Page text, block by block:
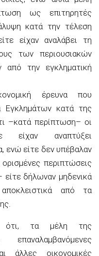
ως επιτηρητές
κατά την τέλεση
είχαν αναλάβει τη
των περιουσιακών
από την εγκληματική
έρευνα που
Εγκλημάτων κατά της
–κατά περίπτωση– οι
είχαν αναπτύξει
ενώ είτε δεν υπέβαλαν
περιπτώσεις
δήλωναν μηδενικά
αποκλειστικά από τα
ότι, τα μέλη της
άλλες οικονομικές